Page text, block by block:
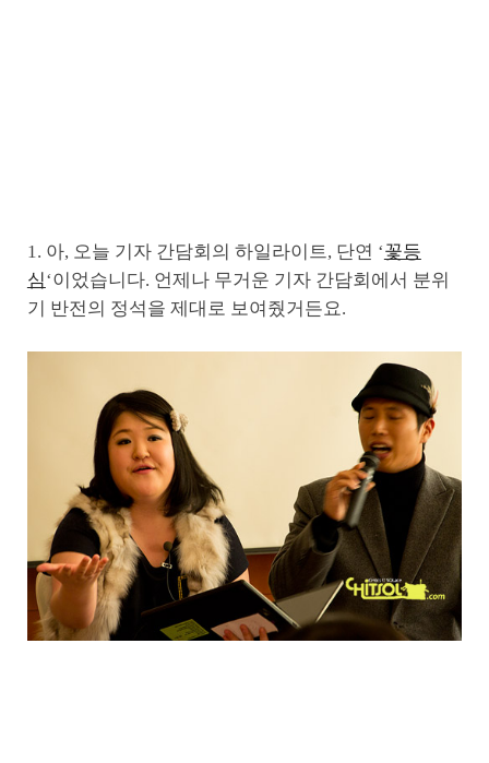
1. 아, 오늘 기자 간담회의 하일라이트, 단연 ‘꽃등
심‘이었습니다. 언제나 무거운 기자 간담회에서 분위
기 반전의 정석을 제대로 보여줬거든요.